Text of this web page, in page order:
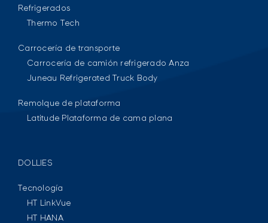
Refrigerados
Thermo Tech
Carrocería de transporte
Carrocería de camión refrigerado Anza
Juneau Refrigerated Truck Body
Remolque de plataforma
Latitude Plataforma de cama plana
DOLLIES
Tecnología
HT LinkVue
HT HANA